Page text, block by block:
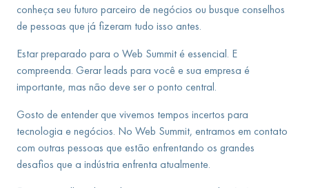
conheça seu futuro parceiro de negócios ou busque conselhos
de pessoas que já fizeram tudo isso antes.
Estar preparado para o Web Summit é essencial. E
compreenda. Gerar leads para você e sua empresa é
importante, mas não deve ser o ponto central.
Gosto de entender que vivemos tempos incertos para
tecnologia e negócios. No Web Summit, entramos em contato
com outras pessoas que estão enfrentando os grandes
desafios que a indústria enfrenta atualmente.